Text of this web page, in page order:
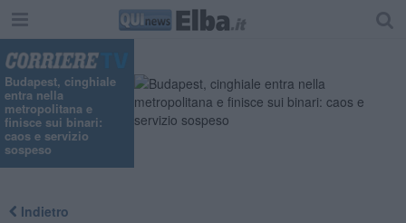
Budapest, cinghiale
entra nella
metropolitana e
finisce sui binari:
caos e servizio
sospeso
Indietro